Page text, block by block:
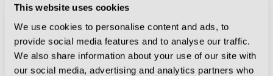
This website uses cookies
We use cookies to personalise content and ads, to
provide social media features and to analyse our traffic.
We also share information about your use of our site with
our social media, advertising and analytics partners who
Ersatz-Punktionsblock Übergewichtig für R66600
1.993,25 €* 1.993,25 €*